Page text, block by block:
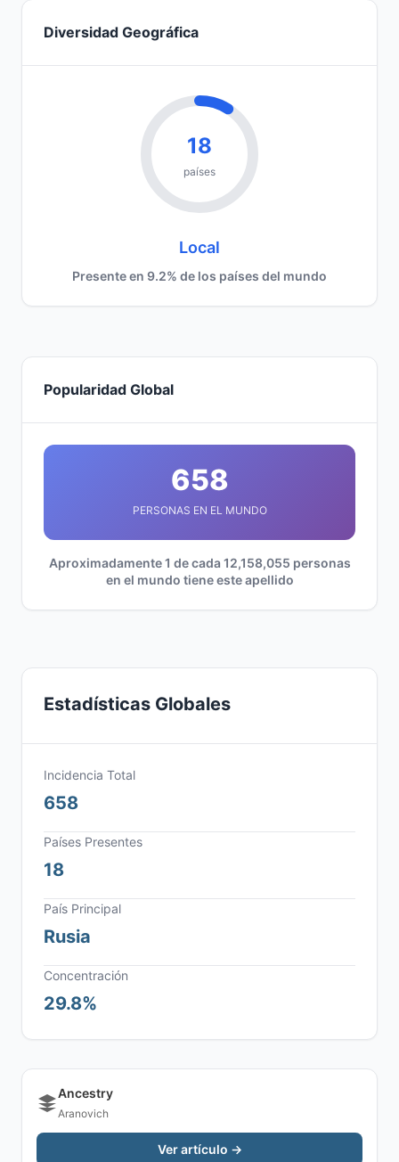
Diversidad Geográfica
18
países
Local
Presente en 9.2% de los países del mundo
Popularidad Global
658
PERSONAS EN EL MUNDO
Aproximadamente 1 de cada 12,158,055 personas
en el mundo tiene este apellido
Estadísticas Globales
Incidencia Total
658
Países Presentes
18
País Principal
Rusia
Concentración
29.8%
Ancestry
Aranovich
Ver artículo →